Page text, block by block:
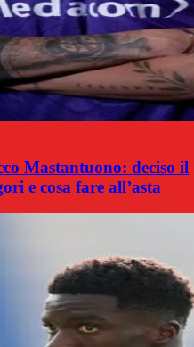
Mastantuono: deciso il
e cosa fare all’asta